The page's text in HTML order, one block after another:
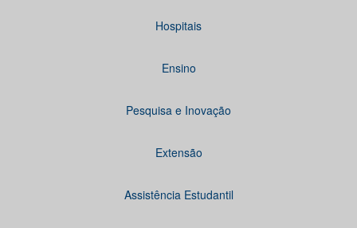
Hospitais
Ensino
Pesquisa e Inovação
Extensão
Assistência Estudantil